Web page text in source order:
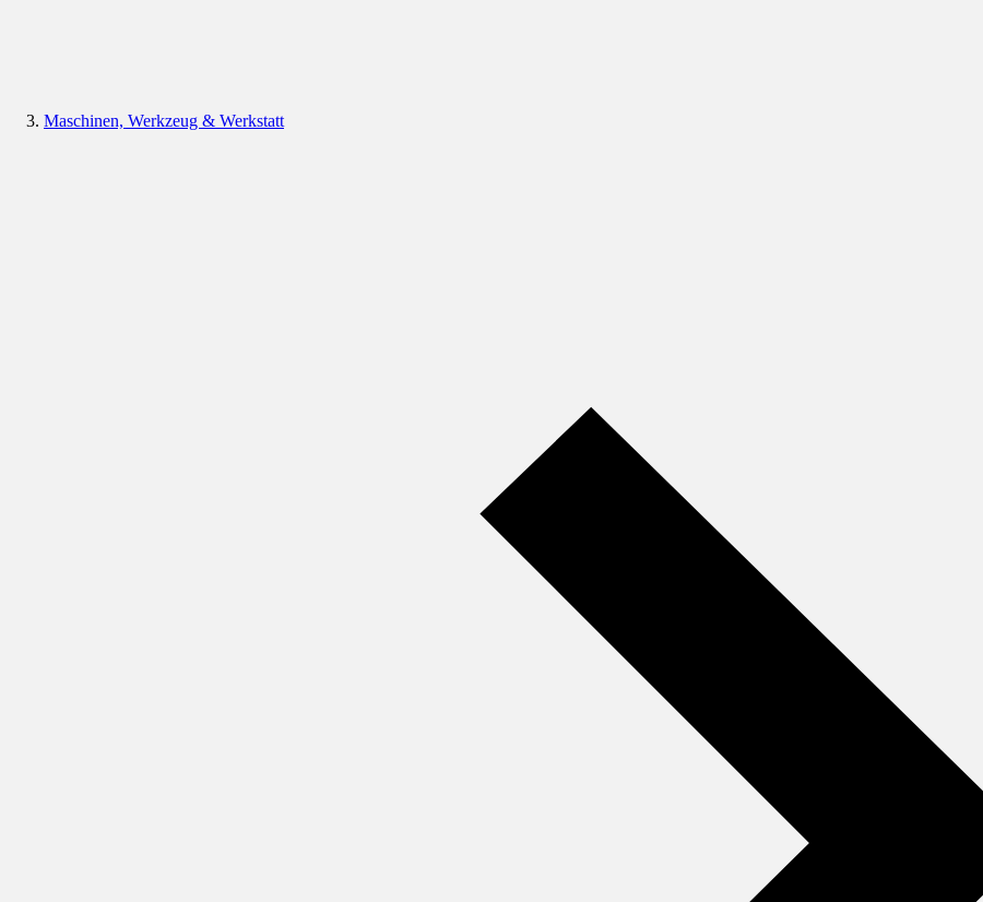
Maschinen, Werkzeug & Werkstatt